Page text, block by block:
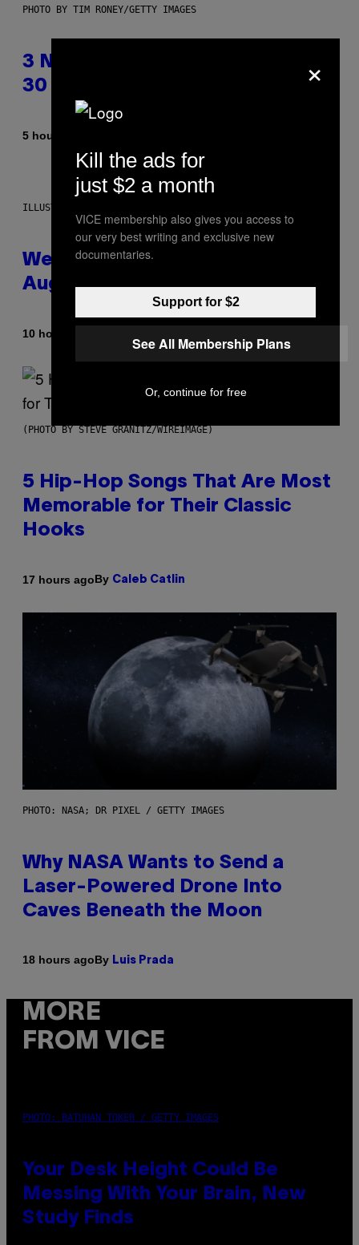
PHOTO BY TIM RONEY/GETTY IMAGES
3 No-Skip Pop Albums Turning
30 This Year
5 hours ago
ILLUSTRATION BY REESA
Weekly Horoscope: August 9-
August 15
10 hours ago
(PHOTO BY STEVE GRANITZ/WIREIMAGE)
5 Hip-Hop Songs That Are Most
Memorable for Their Classic
Hooks
17 hours agoBy Caleb Catlin
PHOTO: NASA; DR PIXEL / GETTY IMAGES
Why NASA Wants to Send a
Laser-Powered Drone Into
Caves Beneath the Moon
18 hours agoBy Luis Prada
MORE
FROM VICE
PHOTO: BATUHAN TOKER / GETTY IMAGES
Your Desk Height Could Be
Messing With Your Brain, New
Study Finds
×
Kill the ads for
just $2 a month
VICE membership also gives you access to
our very best writing and exclusive new
documentaries.
Support for $2
See All Membership Plans
Or, continue for free